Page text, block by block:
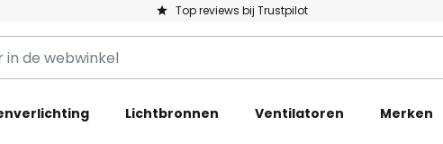
Top reviews bij Trustpilot
Lichtbronnen Ventilatoren Merken